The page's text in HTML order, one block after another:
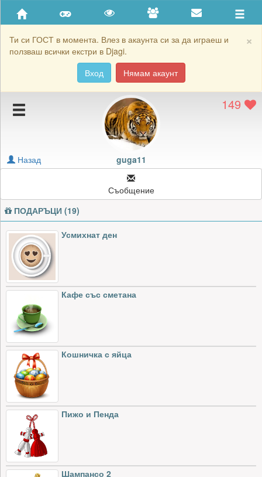
×
Ти си ГОСТ в момента. Влез в акаунта си за да играеш и
ползваш всички екстри в Djagi.
Вход
Нямам акаунт
Приятели
Хронология на игри
Подаръците на guga11
Картичките на guga11
Блокирай guga11
149
guga11
Назад
Съобщение
ПОДАРЪЦИ (19)
Усмихнат ден
Кафе със сметана
Кошничка с яйца
Пижо и Пенда
Шампансо 2